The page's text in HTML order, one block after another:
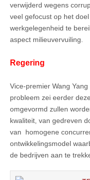
verwijderd wegens
veel gefocust op het
werkgelegenheid te
aspect milieuvervuiling.
Regering
Vice-premier Wang
probleem zei eerder
omgevormd zullen
kwaliteit, van gedreven
van homogene
ontwikkelingsmodel
de bedrijven aan te